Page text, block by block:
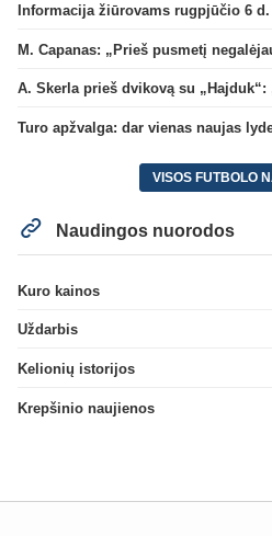
Informacija žiūrovams rugpjūčio 6
Turo apžvalga: dar vienas naujas
VISOS FUTBOLO
Naudingos nuorodos
Kuro kainos
Uždarbis
Kelionių istorijos
Krepšinio naujienos